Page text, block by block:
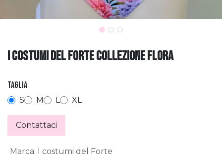
I COSTUMI DEL FORTE COLLEZIONE FLORA
Taglia
S M L XL
Contattaci
Marca: I costumi del Forte